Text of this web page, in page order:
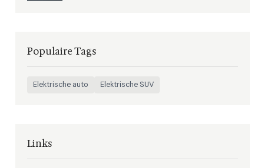
Populaire Tags
Elektrische auto Elektrische SUV
Links